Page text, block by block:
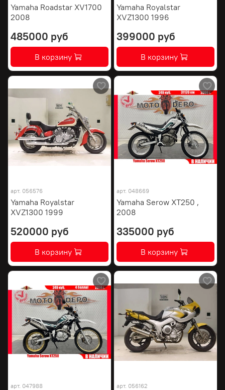
Yamaha Roadstar XV1700
2008
485000 руб
В корзину
Yamaha Royalstar
XVZ1300 1996
399000 руб
В корзину
арт. 056576
Yamaha Royalstar
XVZ1300 1999
520000 руб
В корзину
арт. 048669
Yamaha Serow XT250 ,
2008
335000 руб
В корзину
арт. 047988 арт. 056162